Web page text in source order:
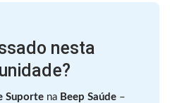
nesta
Suportena Beep Saúde–